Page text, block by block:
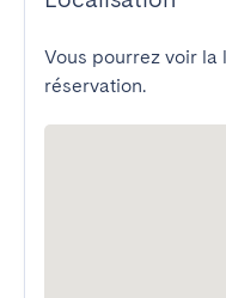
Vous pourrez voir
réservation.